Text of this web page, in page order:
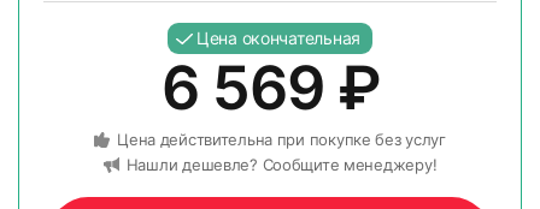
Цена окончательная
6 569 ₽
Цена действительна при покупке без услуг
Нашли дешевле? Сообщите менеджеру!